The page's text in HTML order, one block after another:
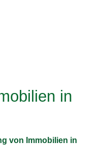
in
von Immobilien in